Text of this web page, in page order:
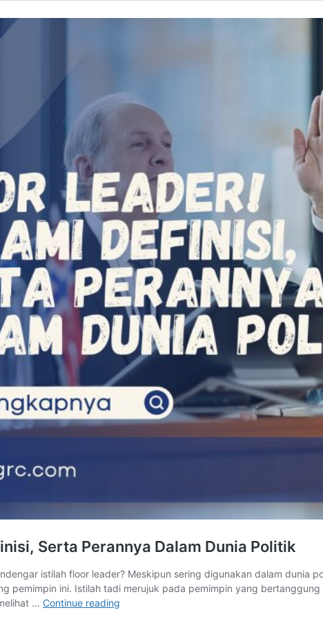
Serta Perannya Dalam Dunia Politik
istilah floor leader? Meskipun sering digunakan dalam
pemimpin ini. Istilah tadi merujuk pada pemimpin yang
… Continue reading